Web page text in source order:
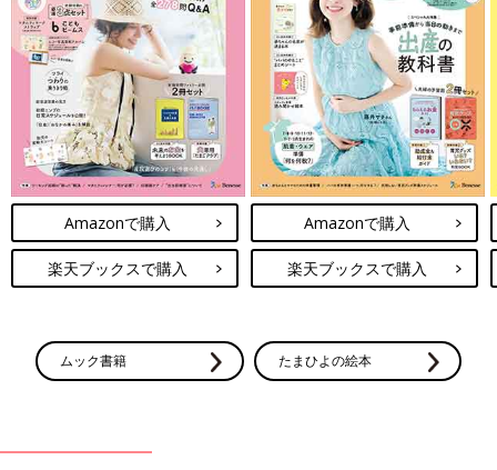
誰が教えたわけでもないのにこんなパフォーマンスできるんだも
んなぁ。
本当、見ていて飽きないなぁと思います。
数十秒後、ふてくされパフォーマンスをしたことで満足がいった
のか、シェイクのことなんか忘れて元気に走りだしていました。
ほっ、よかった〜（笑）。
それでは、お読みいただきありがとうございました！
よろしければまた次回お会いしましょう〜！
Instagram @hopechimo
Amazonで購入
楽天ブックスで購入
Amazonで購入
楽天ブックスで購入
ムック書籍 たまひよの絵本